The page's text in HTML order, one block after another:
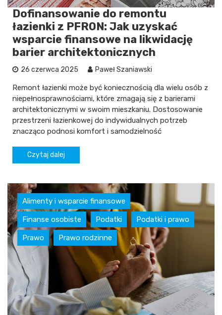
Dofinansowanie do remontu
łazienki z PFRON: Jak uzyskać
wsparcie finansowe na likwidację
barier architektonicznych
26 czerwca 2025 Paweł Szaniawski
Remont łazienki może być koniecznością dla wielu osób z
niepełnosprawnościami, które zmagają się z barierami
architektonicznymi w swoim mieszkaniu. Dostosowanie
przestrzeni łazienkowej do indywidualnych potrzeb
znacząco podnosi komfort i samodzielność
Czytaj dalej
Alimenty i wsparcie finansowe
Finanse osobiste Podatki Podatki i prawo
Prawo Prawo rodzinne